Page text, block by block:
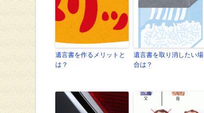
遺言書を作るメリットと
は？
遺言書を取り消したい場
合は？